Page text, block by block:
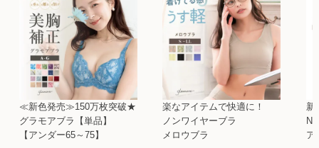
≪新色発売≫150万枚突破★
グラモアブラ【単品】
【アンダー65～75】
楽なアイテムで快適に！
ノンワイヤーブラ
メロウブラ
新
ア